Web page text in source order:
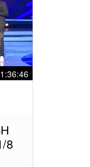
1:36:46
8